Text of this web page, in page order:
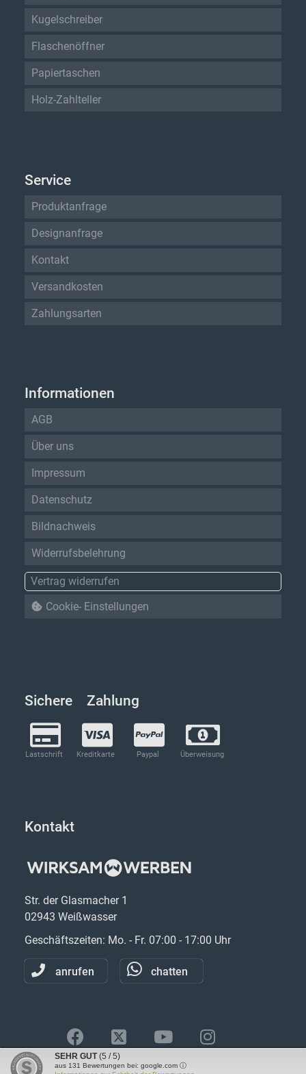
Sichere Zahlung
Lastschrift Kreditkarte Paypal Überweisung
Kugelschreiber
Flaschenöffner
Papiertaschen
Holz-Zahlteller
Service
Produktanfrage
Designanfrage
Kontakt
Versandkosten
Zahlungsarten
Informationen
AGB
Über uns
Impressum
Datenschutz
Bildnachweis
Widerrufsbelehrung
Vertrag widerrufen
Cookie- Einstellungen
Kontakt
Str. der Glasmacher 1
02943 Weißwasser
Geschäftszeiten: Mo. - Fr. 07:00 - 17:00 Uhr
anrufen chatten
SEHR GUT (5 / 5)
aus 131 Bewertungen bei: google.com ⓘ